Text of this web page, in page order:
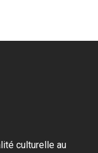
culturelle au